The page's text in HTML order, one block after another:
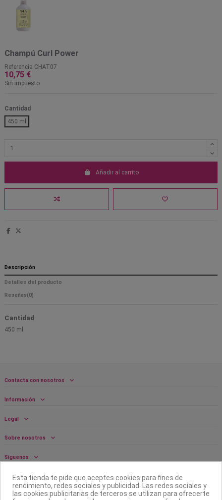
Champú Curl Power
Referencia CHAT07
10,75 €
Sin impuesto
Cantidad
450 ml
Añadir al carrito
Descripción
Detalles del producto
Reseñas(0)
Cantidad
450 ml
Contacta con nosotros
Información
Legal
Sobre nosotros
Síguenos
Boletín
Esta tienda te pide que aceptes cookies para fines de
rendimiento, redes sociales y publicidad. Las redes sociales y
las cookies publicitarias de terceros se utilizan para ofrecerte